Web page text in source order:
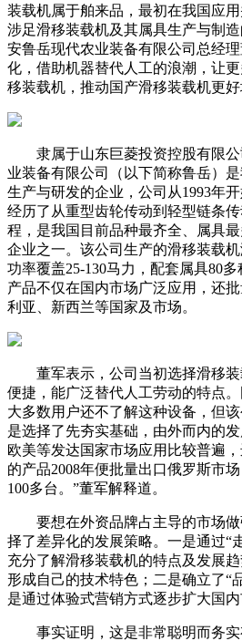
装载机属于舶来品，最初在我国应
涉足滑移装载机及其属具生产与制
安鲁岳现代农业装备有限公司总经
化，借助机器替代人工的浪潮，让
移装载机，推动国产滑移装载机更好
隶属于山东巨菱投资控股有限公
业装备有限公司（以下简称鲁岳）
生产与研发的企业，公司从1993年
经历了从重型齿轮传动到轻型链条
程，是我国目前品种最齐全、属具
企业之一。该公司生产的滑移装载
功率覆盖25-130马力，配套属具80多
产品不仅在国内市场广泛应用，还
利亚、新西兰等国家及市场。
董军表示，公司当初选择滑移装
便捷，能广泛替代人工劳动的特点
大多数用户还不了解这种设备，但
是选择了先夯实基础，由外而内的
欧美等发达国家市场应用比较普遍
的产品2008年便批量出口俄罗斯市
100多台。”董军解释道。
要想在外资品牌占主导的市场做
择了差异化的发展策略。一是通过“
充分了解滑移装载机的特点及发展
形成自己的技术特色；二是确立了“
是通过体验式营销方式逐步扩大国内
事实证明，这是非常聪明而务实